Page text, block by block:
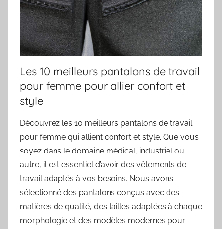
Les 10 meilleurs pantalons de travail
pour femme pour allier confort et
style
Découvrez les 10 meilleurs pantalons de travail
pour femme qui allient confort et style. Que vous
soyez dans le domaine médical, industriel ou
autre, il est essentiel d’avoir des vêtements de
travail adaptés à vos besoins. Nous avons
sélectionné des pantalons conçus avec des
matières de qualité, des tailles adaptées à chaque
morphologie et des modèles modernes pour